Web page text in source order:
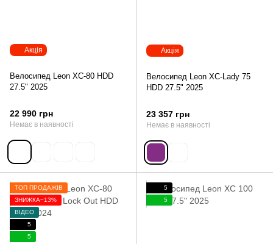
Акція
Велосипед Leon XC-80 HDD
27.5" 2025
22 990 грн
Немає в наявності
Акція
Велосипед Leon XC-Lady 75
HDD 27.5" 2025
23 357 грн
Немає в наявності
ТОП ПРОДАЖІВ
ЗНИЖКА−13%
ВІДЕО
5
5
5
5